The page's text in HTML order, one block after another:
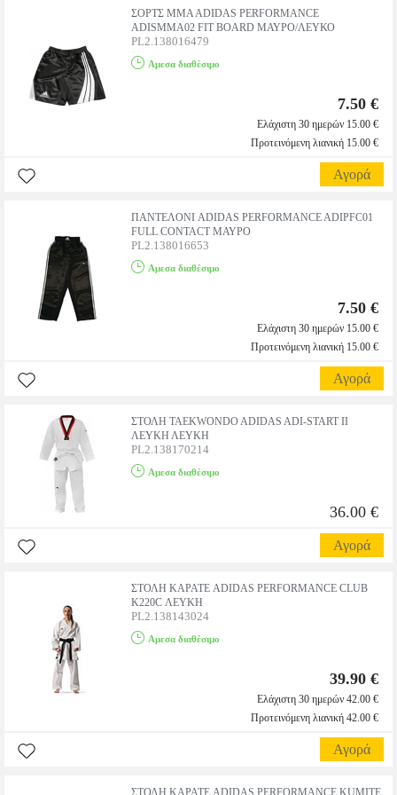
ΣΟΡΤΣ MMA ADIDAS PERFORMANCE
ADISMMA02 FIT BOARD ΜΑΥΡΟ/ΛΕΥΚΟ
PL2.138016479
Αμεσα διαθέσιμο
7.50 €
Ελάχιστη 30 ημερών 15.00 €
Προτεινόμενη λιανική 15.00 €
Αγορά
ΠΑΝΤΕΛΟΝΙ ADIDAS PERFORMANCE ADIPFC01
FULL CONTACT ΜΑΥΡΟ
PL2.138016653
Αμεσα διαθέσιμο
7.50 €
Ελάχιστη 30 ημερών 15.00 €
Προτεινόμενη λιανική 15.00 €
Αγορά
ΣΤΟΛΗ TAEKWONDO ADIDAS ADI-START II
ΛΕΥΚΗ ΛΕΥΚΗ
PL2.138170214
Αμεσα διαθέσιμο
36.00 €
Αγορά
ΣΤΟΛΗ ΚΑΡΑΤΕ ADIDAS PERFORMANCE CLUB
K220C ΛΕΥΚΗ
PL2.138143024
Αμεσα διαθέσιμο
39.90 €
Ελάχιστη 30 ημερών 42.00 €
Προτεινόμενη λιανική 42.00 €
Αγορά
ΣΤΟΛΗ ΚΑΡΑΤΕ ADIDAS PERFORMANCE KUMITE